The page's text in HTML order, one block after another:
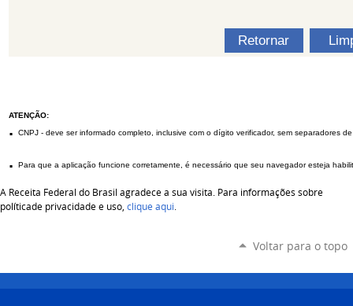
ATENÇÃO:
. CNPJ - deve ser informado completo, inclusive com o dígito verificador, sem separadores
. Para que a aplicação funcione corretamente, é necessário que seu navegador esteja
A Receita Federal do Brasil agradece a sua visita. Para informações sobre
políticade privacidade e uso, clique aqui.
Voltar para o topo